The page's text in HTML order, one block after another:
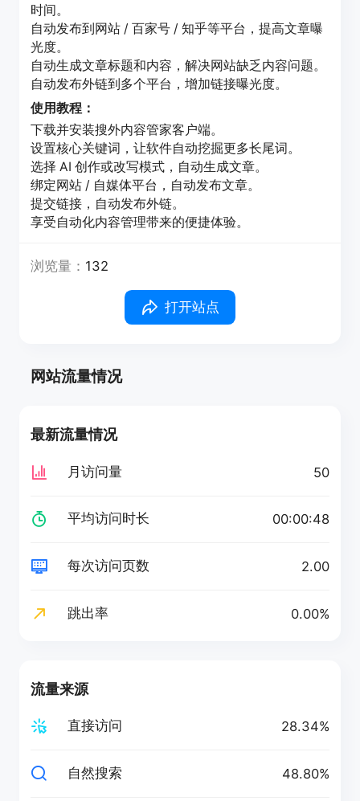
时间。
自动发布到网站 / 百家号 / 知乎等平台，提高文章曝
光度。
自动生成文章标题和内容，解决网站缺乏内容问题。
自动发布外链到多个平台，增加链接曝光度。
使用教程：
下载并安装搜外内容管家客户端。
设置核心关键词，让软件自动挖掘更多长尾词。
选择 AI 创作或改写模式，自动生成文章。
绑定网站 / 自媒体平台，自动发布文章。
提交链接，自动发布外链。
享受自动化内容管理带来的便捷体验。
浏览量： 132
打开站点
网站流量情况
最新流量情况
月访问量 50
平均访问时长 00:00:48
每次访问页数 2.00
跳出率 0.00%
流量来源
直接访问 28.34%
自然搜索 48.80%